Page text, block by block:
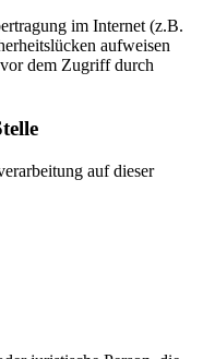
im Internet (z.B.
aufweisen
dem Zugriff durch
auf dieser